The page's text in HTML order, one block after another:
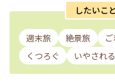
したいこ
週末旅 絶景旅
くつろぐ
いやされる